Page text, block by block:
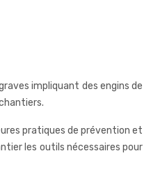
impliquant des engins de
pratiques de prévention et
les outils nécessaires pour